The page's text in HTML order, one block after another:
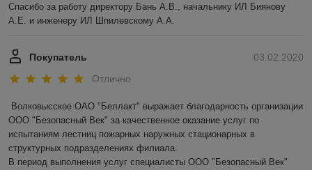
Спасибо за работу директору Бань А.В., начальнику ИЛ Биянову
А.Е. и инженеру ИЛ Шпилевскому А.А.
03.02.2020
Покупатель
Отлично
Волковысское ОАО "Беллакт" выражает благодарность организации
ООО "Безопасный Век" за качественное оказание услуг по
испытаниям лестниц пожарных наружных стационарных в
структурных подразделениях филиала.
В период выполнения услуг специалисты ООО "Безопасный Век"